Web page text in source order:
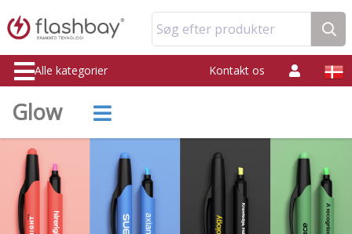
Søg efter produkter
Alle kategorier Kontakt os
Glow